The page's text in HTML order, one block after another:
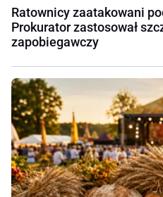
Ratownicy zaatakowani
Prokurator zastosował
zapobiegawczy